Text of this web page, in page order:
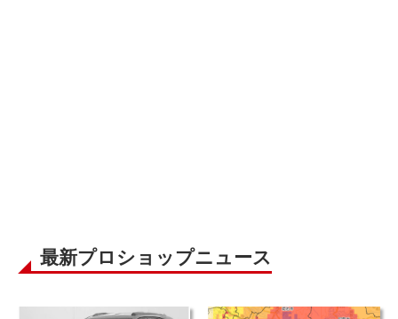
最新プロショップニュース